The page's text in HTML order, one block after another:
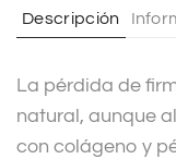
i
e
:
Descripción
La pérdida de
natural, aunque
con colágeno y